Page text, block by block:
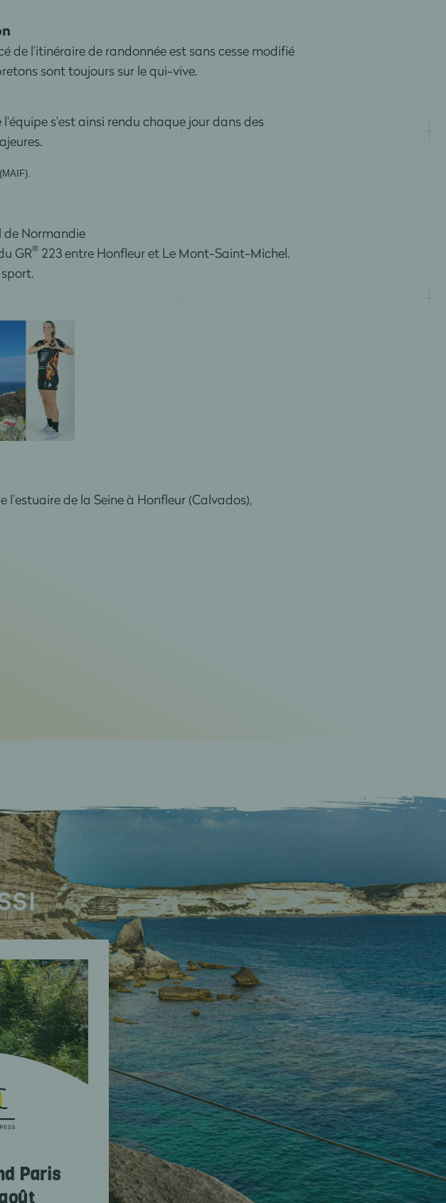
de l’itinéraire de randonnée est sans cesse modifié
sont toujours sur le qui-vive.
s'est ainsi rendu chaque jour dans des
).
Normandie
GR®223 entre Honfleur et Le Mont-Saint-Michel.
de la Seine à Honfleur (Calvados),
Paris